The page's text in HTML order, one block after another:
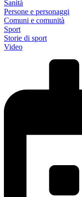
Sanità
Persone e personaggi
Comuni e comunità
Sport
Storie di sport
Video